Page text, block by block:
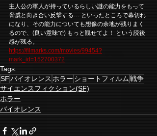
主人公の軍人が持っているらしい謎の能力をもって
脅威と向き合い反撃する… といったところで幕切れ
になり、その能力についても想像の余地が残りまく
るので、(良い意味で) もっと観せてよ！ という読後
感が残る。
https://filmarks.com/movies/99454?
mark_id=152700372
Tags:
SFバイオレンス ホラー ショートフィルム戦争
サイエンスフィクション(SF)
ホラー
バイオレンス